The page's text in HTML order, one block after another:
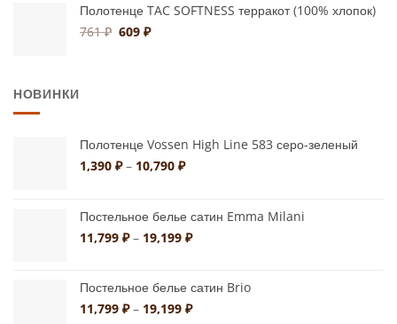
составляла
10,122 ₽.
9,110 ₽.
Полотенце TAC SOFTNESS терракот (100% хлопок)
761₽ Первоначальная
609₽Текущая
НОВИНКИ
Полотенце Vossen High Line 583 серо-зеленый
1,390 ₽ – 10,790 ₽Диапазон
–
10,790 ₽
Постельное белье сатин Emma Milani
11,799 ₽ – 19,199 ₽Диапазон
–
19,199 ₽
Постельное белье сатин Brio
11,799 ₽ – 19,199 ₽Диапазон